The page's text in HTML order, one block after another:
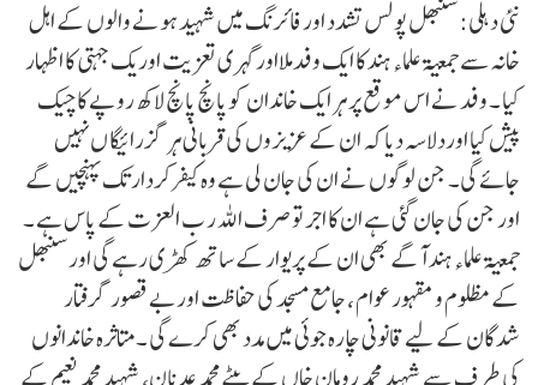
نئی دہلی: سنبھل پولس تشدد اور فائرنگ میں شہید ہونے والوں کے اہل
خانہ سے جمعیۃ علماء ہند کا ایک وفدملااورگہری تعزیت اوریک جہتی کا اظہار
کیا ۔ وفد نے اس موقع پر ہر ایک خاندان کو پانچ پانچ لاکھ روپے کا چیک
پیش کیا اوردلاسہ دیا کہ ان کے عزیزوں کی قربانی ہر گز رائیگا ں نہیں
جائے گی۔ جن لوگوں نے ان کی جان لی ہے وہ کیفرکردار تک پہنچیں گے
اور جن کی جان گئی ہے ان کا اجر تو صرف اللہ ر ب العزت کے پاس ہے ۔
جمعیۃ علماء ہند آگے بھی ان کے پریوار کے ساتھ کھڑی رہے گی اور سنبھل
کے مظلوم و مقہور عوام ، جامع مسجد کی حفاظت اور بے قصور گرفتار
شدگان کے لیے قانونی چارہ جوئی میں مدد بھی کرے گی ۔متاثرہ خاندانوں